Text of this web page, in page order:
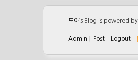
도아’s Blog is powered by
Admin Post Logout